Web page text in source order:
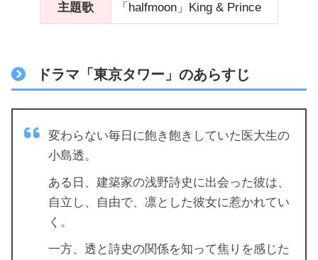
主題歌 「halfmoon」King & Prince
ドラマ「東京タワー」のあらすじ
変わらない毎日に飽き飽きしていた医大生の
小島透。
ある日、建築家の浅野詩史に出会った彼は、
自立し、自由で、凛とした彼女に惹かれてい
く。
一方、透と詩史の関係を知って焦りを感じた